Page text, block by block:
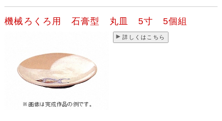
機械ろくろ用 石膏型 丸皿 5寸 5個組
詳しくはこちら